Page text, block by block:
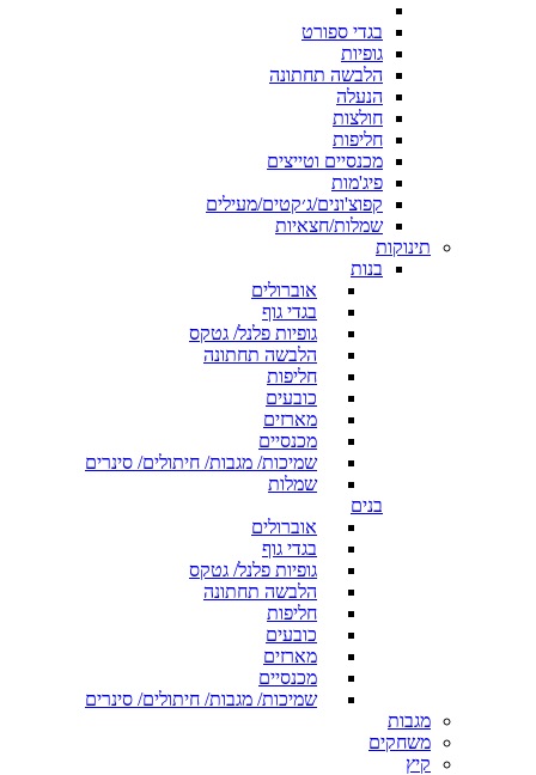
בגדי ספורט
גופיות
הלבשה תחתונה
הנעלה
חולצות
חליפות
מכנסיים וטייצים
פיג'מות
קפוצ'ונים/ג׳קטים/מעילים
שמלות/חצאיות
תינוקות
בנות
אוברולים
בגדי גוף
גופיות פלנל/ גטקס
הלבשה תחתונה
חליפות
כובעים
מארזים
מכנסיים
שמיכות/ מגבות/ חיתולים/ סינרים
שמלות
בנים
אוברולים
בגדי גוף
גופיות פלנל/ גטקס
הלבשה תחתונה
חליפות
כובעים
מארזים
מכנסיים
שמיכות/ מגבות/ חיתולים/ סינרים
מגבות
משחקים
קיץ